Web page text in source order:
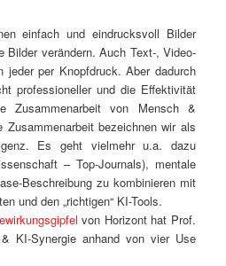
einfach und eindrucksvoll Bilder
Bilder verändern. Auch Text-, Video-
jeder per Knopfdruck. Aber dadurch
professioneller und die Effektivität
Zusammenarbeit von Mensch &
Zusammenarbeit bezeichnen wir als
Es geht vielmehr u.a. dazu
– Top-Journals), mentale
Beschreibung zu kombinieren mit
und den „richtigen“ KI-Tools.
von Horizont hat Prof.
KI-Synergie anhand von vier Use